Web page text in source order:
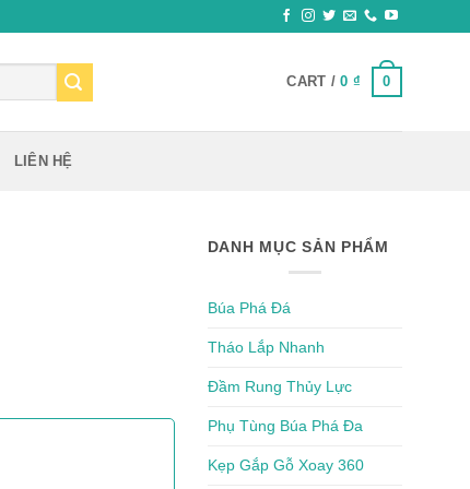
CART /0 ₫ 0
LIÊN HỆ
DANH MỤC SẢN PHẨM
Búa Phá Đá
Tháo Lắp Nhanh
Đầm Rung Thủy Lực
Phụ Tùng Búa Phá Đa
Kẹp Gắp Gỗ Xoay 360